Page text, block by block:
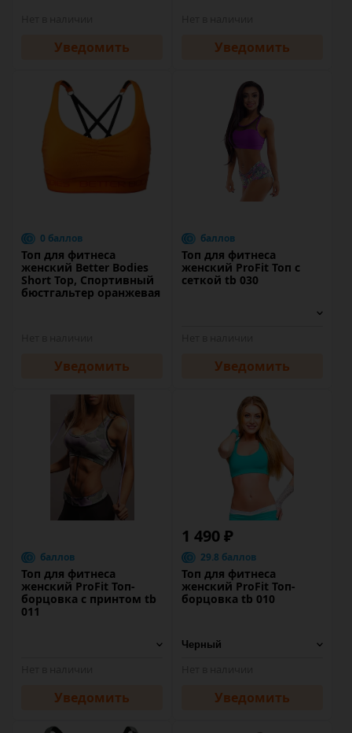
Уведомить Уведомить
0 баллов
Топ для фитнеса
женский Better Bodies
Short Top, Спортивный
бюстгальтер оранжевая
Уведомить
баллов
Топ для фитнеса
женский ProFit Топ с
сеткой tb 030
Уведомить
баллов
Топ для фитнеса
женский ProFit Топ-
борцовка с принтом tb
011
Уведомить
1 490 ₽
29.8 баллов
Топ для фитнеса
женский ProFit Топ-
борцовка tb 010
Уведомить